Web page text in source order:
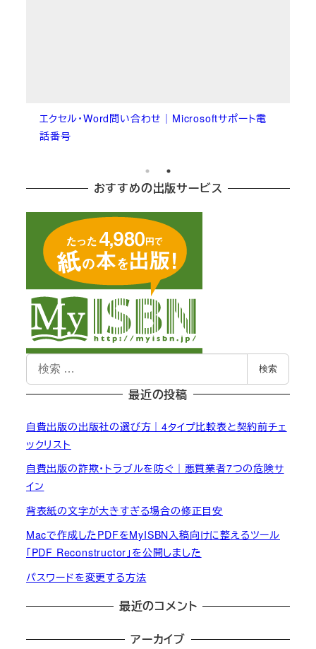
エクセル・Word問い合わせ｜Microsoftサポート電
話番号
おすすめの出版サービス
検
索
検索
最近の投稿
自費出版の出版社の選び方｜4タイプ比較表と契約前チェ
ックリスト
自費出版の詐欺・トラブルを防ぐ｜悪質業者7つの危険サ
イン
背表紙の文字が大きすぎる場合の修正目安
Macで作成したPDFをMyISBN入稿向けに整えるツール
「PDF Reconstructor」を公開しました
パスワードを変更する方法
最近のコメント
アーカイブ